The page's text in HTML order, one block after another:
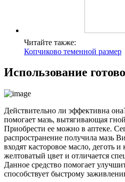
Читайте также:
Копчиково теменной размер
Использование
Действительно ли эффективна
помогает мазь, вытягивающая
Приобрести ее можно в аптеке.
распространение получила мазь
входят касторовое масло, деготь
желтоватый цвет и отличается
Данное средство помогает
способствует быстрому